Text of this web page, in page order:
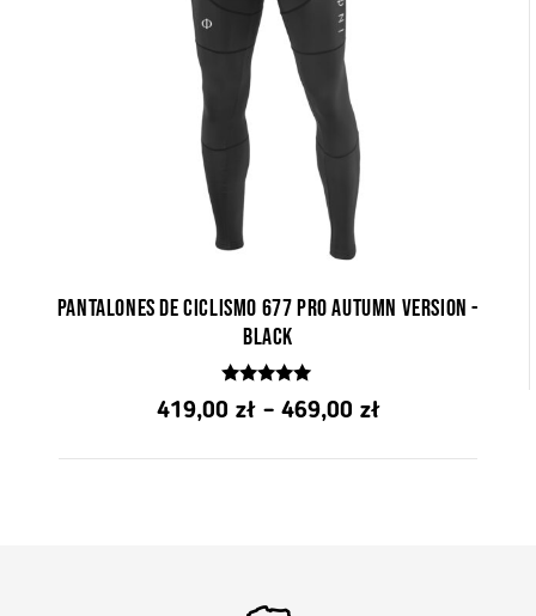
Pantalones de ciclismo 677 Pro Autumn Version -
Black
4.84
z 5
419,00 zł – 469,00 złRango